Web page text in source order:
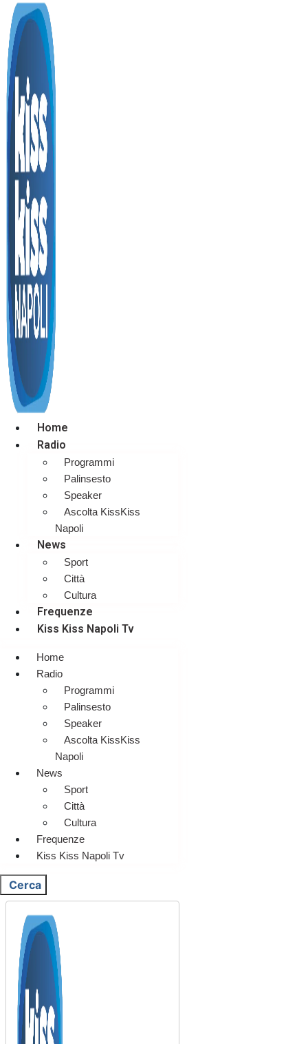
Home
Radio
Programmi
Palinsesto
Speaker
Ascolta KissKiss
Napoli
News
Sport
Città
Cultura
Frequenze
Kiss Kiss Napoli Tv
Home
Radio
Programmi
Palinsesto
Speaker
Ascolta KissKiss
Napoli
News
Sport
Città
Cultura
Frequenze
Kiss Kiss Napoli Tv
Cerca